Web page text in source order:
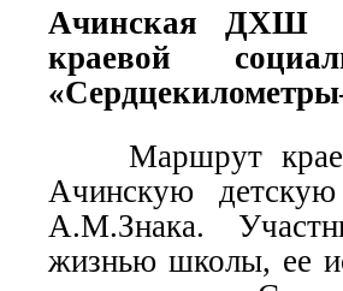
Ачинская ДХШ
краевой
Маршрут
Ачинскую
А.М.Знака.
жизнью школы, ее